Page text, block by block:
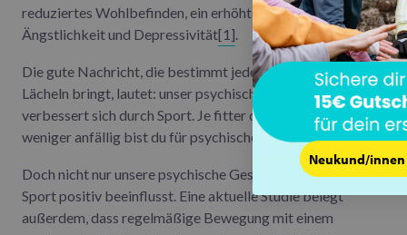
reduziertes Wohlbefinden, ein erhöhtes Maß an
Ängstlichkeit und Depressivität[1]
Die gute Nachricht, die bestimmt jedes Sportlerherz zum
Lächeln bringt, lautet: unser psychisches Wohlbefinden
verbessert sich durch Sport. Je fitter du dich fühlst, desto
weniger anfällig bist du für psychischen Stress
[2].
Doch nicht nur unsere psychische Gesundheit wird durch
Sport positiv beeinflusst. Eine aktuelle Studie belegt
außerdem, dass regelmäßige Bewegung mit einem
Neukund/